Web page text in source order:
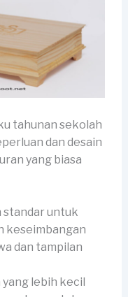
tahunan sekolah
dan desain
yang biasa
standar untuk
keseimbangan
dan tampilan
yang lebih kecil